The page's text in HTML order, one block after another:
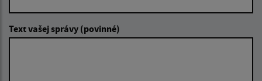
Text vašej správy (povinné)